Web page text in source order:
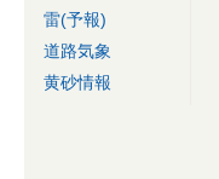
雷(予報)
道路気象
黄砂情報